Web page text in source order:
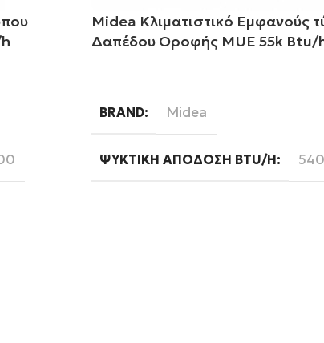
Midea Κλιματιστικό Εμφανούς
Δαπέδου Οροφής MUE 55k Btu/
BRAND Midea
ΨΥΚΤΙΚΉ ΑΠΌΔΟΣΗ BTU/H